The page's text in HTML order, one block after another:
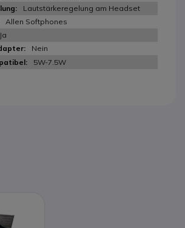
Lautstärkeregelung am Headset
Allen Softphones
Ja
Nein
5W-7.5W